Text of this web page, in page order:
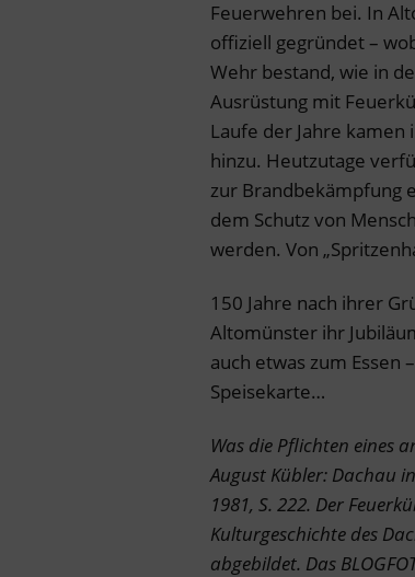
Feuerwehren bei. In
offiziell gegründet –
Wehr bestand, wie in
Ausrüstung mit
Laufe der Jahre
hinzu. Heutzutage
zur Brandbekämpfung
dem Schutz von
werden. Von
150 Jahre nach ihrer
Altomünster ihr
auch etwas zum Essen
Speisekarte…
Was die Pflichten eines
August Kübler: Dachau
1981, S. 222. Der
Kulturgeschichte des
abgebildet. Das